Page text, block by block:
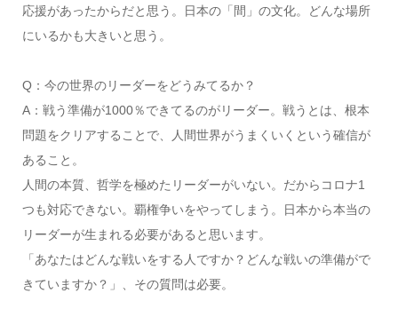
応援があったからだと思う。日本の「間」の文化。どんな場所
にいるかも大きいと思う。
Q：今の世界のリーダーをどうみてるか？
A：戦う準備が1000％できてるのがリーダー。戦うとは、根本
問題をクリアすることで、人間世界がうまくいくという確信が
あること。
人間の本質、哲学を極めたリーダーがいない。だからコロナ1
つも対応できない。覇権争いをやってしまう。日本から本当の
リーダーが生まれる必要があると思います。
「あなたはどんな戦いをする人ですか？どんな戦いの準備がで
きていますか？」、その質問は必要。